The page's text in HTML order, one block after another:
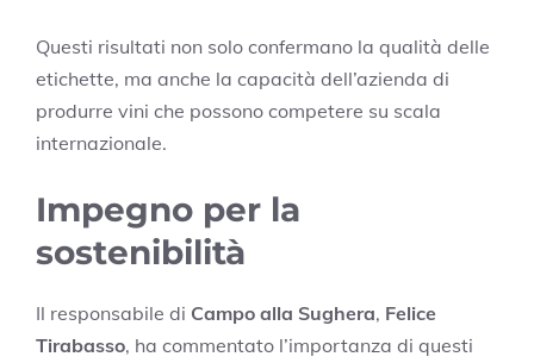
Questi risultati non solo confermano la qualità delle
etichette, ma anche la capacità dell’azienda di
produrre vini che possono competere su scala
internazionale.
Impegno per la
sostenibilità
Il responsabile di Campo alla Sughera, Felice
Tirabasso, ha commentato l’importanza di questi